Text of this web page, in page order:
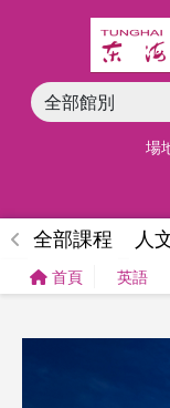
場
全部課程 人
首頁 英語